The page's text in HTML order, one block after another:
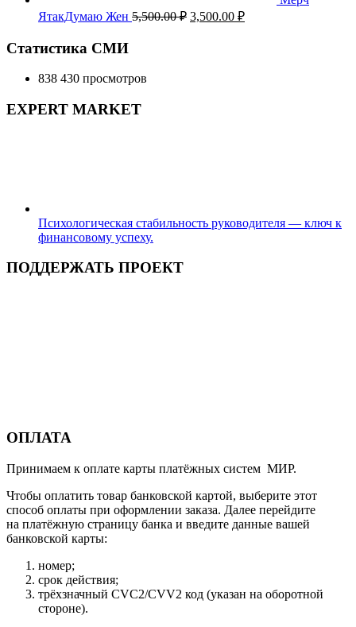
ЯтакДумаю Жен 5,500.00₽ Первоначальная
3,500.00 ₽Текущая
Статистика СМИ
838 430 просмотров
EXPERT MARKET
Психологическая стабильность руководителя — ключ к
финансовому успеху.
ПОДДЕРЖАТЬ ПРОЕКТ
ОПЛАТА
Принимаем к оплате карты платёжных систем МИР.
Чтобы оплатить товар банковской картой, выберите этот
способ оплаты при оформлении заказа. Далее перейдите
на платёжную страницу банка и введите данные вашей
банковской карты:
номер;
срок действия;
трёхзначный CVC2/CVV2 код (указан на оборотной
стороне).